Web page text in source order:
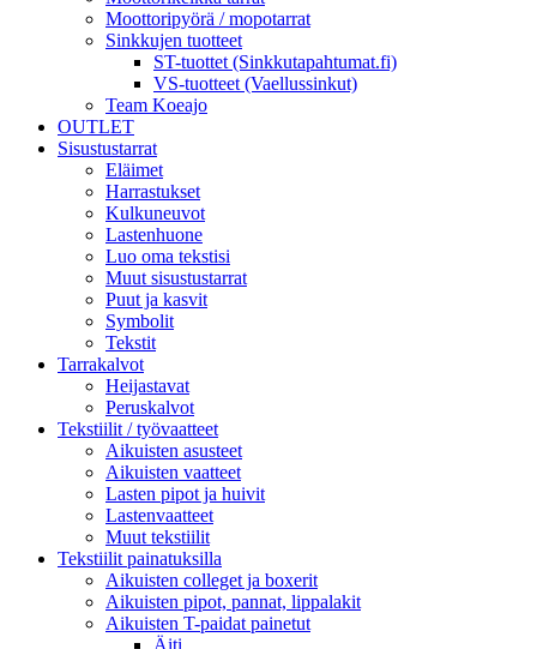
Moottoripyörä / mopotarrat
Sinkkujen tuotteet
ST-tuottet (Sinkkutapahtumat.fi)
VS-tuotteet (Vaellussinkut)
Team Koeajo
OUTLET
Sisustustarrat
Eläimet
Harrastukset
Kulkuneuvot
Lastenhuone
Luo oma tekstisi
Muut sisustustarrat
Puut ja kasvit
Symbolit
Tekstit
Tarrakalvot
Heijastavat
Peruskalvot
Tekstiilit / työvaatteet
Aikuisten asusteet
Aikuisten vaatteet
Lasten pipot ja huivit
Lastenvaatteet
Muut tekstiilit
Tekstiilit painatuksilla
Aikuisten colleget ja boxerit
Aikuisten pipot, pannat, lippalakit
Aikuisten T-paidat painetut